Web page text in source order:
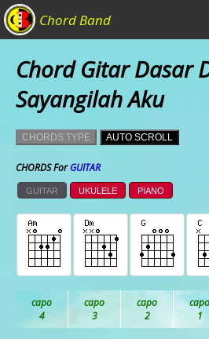
Chord Band
Chord Gitar Dasar
Sayangilah Aku
CHORDS TYPE AUTO SCROLL
CHORDS ForGUITAR
GUITAR UKULELE PIANO